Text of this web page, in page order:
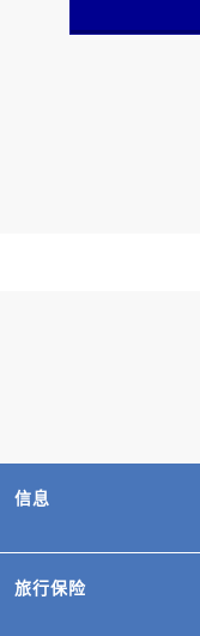
信息
旅行保险